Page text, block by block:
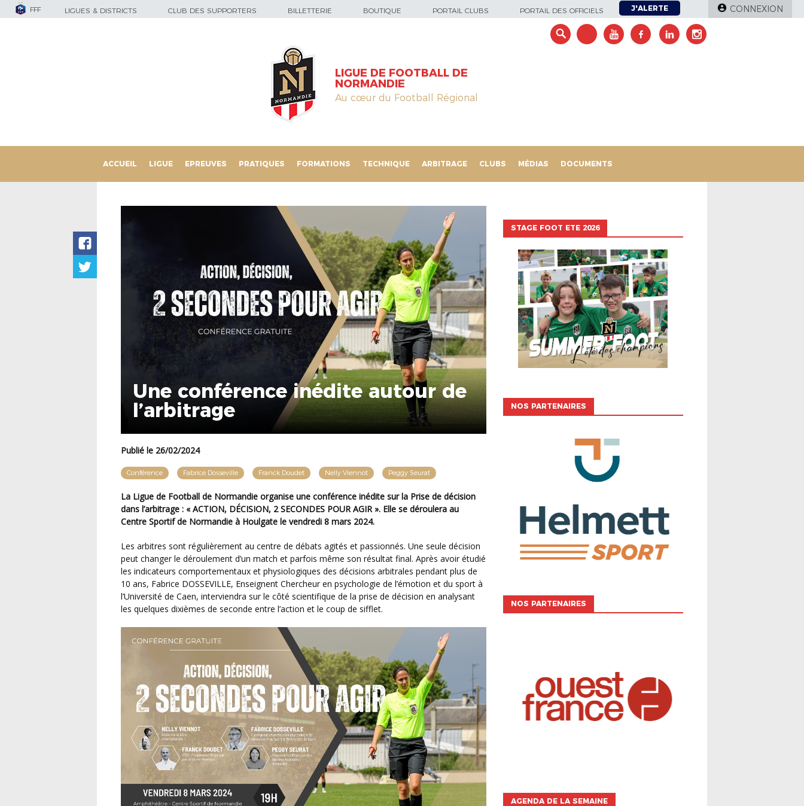
FFF LIGUES & DISTRICTS CLUB DES SUPPORTERS BILLETTERIE BOUTIQUE PORTAIL CLUBS PORTAIL DES OFFICIELS J'ALERTE CONNEXION
LIGUE DE FOOTBALL DE
NORMANDIE
Au cœur du Football Régional
ACCUEIL LIGUE EPREUVES PRATIQUES FORMATIONS TECHNIQUE ARBITRAGE CLUBS MÉDIAS DOCUMENTS
Une conférence inédite autour de
l’arbitrage
Publié le 26/02/2024
Conférence Fabrice Dosseville Franck Doudet Nelly Viennot Peggy Seurat
La Ligue de Football de Normandie organise une conférence inédite sur la Prise de décision
dans l’arbitrage : « ACTION, DÉCISION, 2 SECONDES POUR AGIR ». Elle se déroulera au
Centre Sportif de Normandie à Houlgate le vendredi 8 mars 2024.
Les arbitres sont régulièrement au centre de débats agités et passionnés. Une seule décision
peut changer le déroulement d’un match et parfois même son résultat final. Après avoir étudié
les indicateurs comportementaux et physiologiques des décisions arbitrales pendant plus de
10 ans, Fabrice DOSSEVILLE, Enseignent Chercheur en psychologie de l’émotion et du sport à
l’Université de Caen, interviendra sur le côté scientifique de la prise de décision en analysant
les quelques dixièmes de seconde entre l’action et le coup de sifflet.
STAGE FOOT ETE 2026
NOS PARTENAIRES
NOS PARTENAIRES
AGENDA DE LA SEMAINE